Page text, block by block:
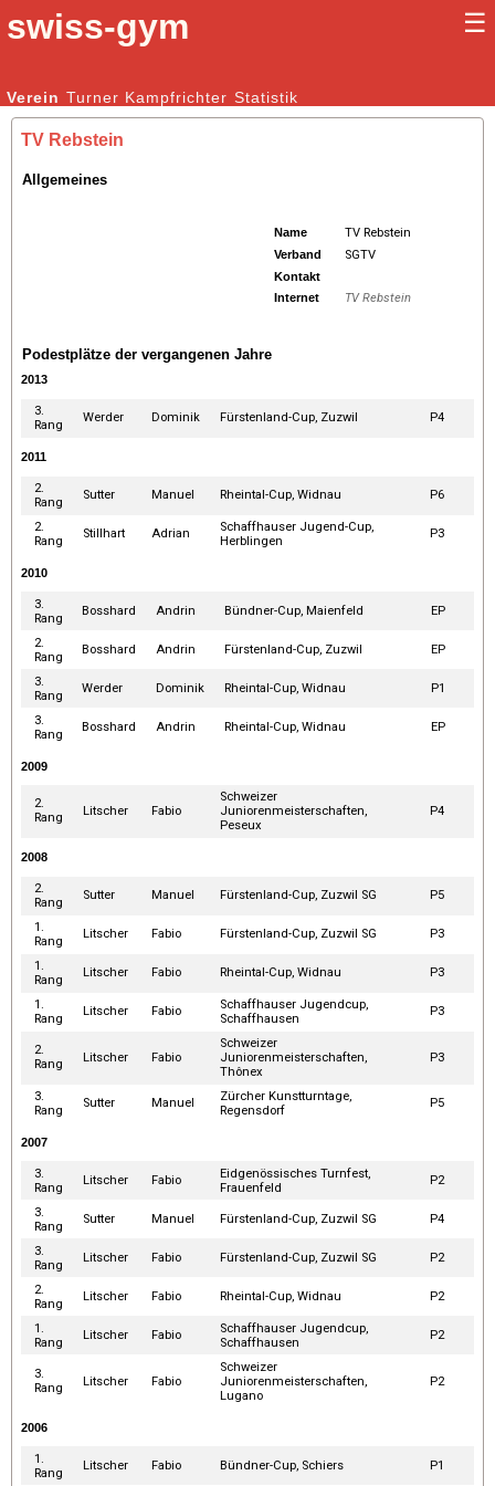
swiss-gym ☰
Kunstturnen Männer | Kunstturnen Frauen
Verein Turner Kampfrichter Statistik
TV Rebstein
Allgemeines
Name TV Rebstein
Verband SGTV
Kontakt
Internet
TV Rebstein
Podestplätze der vergangenen Jahre
2013
3.
Rang
Werder Dominik Fürstenland-Cup, Zuzwil P4
2011
2.
Rang
Sutter Manuel Rheintal-Cup, Widnau P6
2.
Rang
Stillhart Adrian
Schaffhauser Jugend-Cup,
Herblingen
P3
2010
3.
Rang
Bosshard Andrin Bündner-Cup, Maienfeld EP
2.
Rang
Bosshard Andrin Fürstenland-Cup, Zuzwil EP
3.
Rang
Werder Dominik Rheintal-Cup, Widnau P1
3.
Rang
Bosshard Andrin Rheintal-Cup, Widnau EP
2009
2.
Rang
Litscher Fabio
Schweizer
Juniorenmeisterschaften,
Peseux
P4
2008
2.
Rang
Sutter Manuel Fürstenland-Cup, Zuzwil SG P5
1.
Rang
Litscher Fabio Fürstenland-Cup, Zuzwil SG P3
1.
Rang
Litscher Fabio Rheintal-Cup, Widnau P3
1.
Rang
Litscher Fabio
Schaffhauser Jugendcup,
Schaffhausen
P3
2.
Rang
Litscher Fabio
Schweizer
Juniorenmeisterschaften,
Thônex
P3
3.
Rang
Sutter Manuel
Zürcher Kunstturntage,
Regensdorf
P5
2007
3.
Rang
Litscher Fabio
Eidgenössisches Turnfest,
Frauenfeld
P2
3.
Rang
Sutter Manuel Fürstenland-Cup, Zuzwil SG P4
3.
Rang
Litscher Fabio Fürstenland-Cup, Zuzwil SG P2
2.
Rang
Litscher Fabio Rheintal-Cup, Widnau P2
1.
Rang
Litscher Fabio
Schaffhauser Jugendcup,
Schaffhausen
P2
3.
Rang
Litscher Fabio
Schweizer
Juniorenmeisterschaften,
Lugano
P2
2006
1.
Rang
Litscher Fabio Bündner-Cup, Schiers P1